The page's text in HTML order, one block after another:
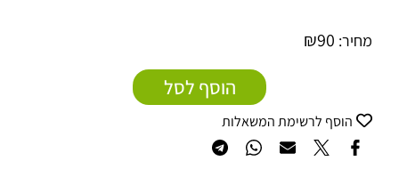
מחיר: ₪90
הוסף לסל
הוסף לרשימת המשאלות